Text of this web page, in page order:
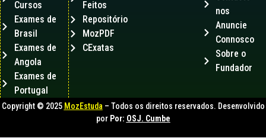
nos
Anuncie
Connosco
Sobre o
Fundador
Cursos
Exames de
Brasil
Exames de
Angola
Exames de
Portugal
Feitos
Repositório
MozPDF
CExatas
Copyright © 2025 MozEstuda– Todos os direitos reservados. Desenvolvido
por Por: OSJ. Cumbe